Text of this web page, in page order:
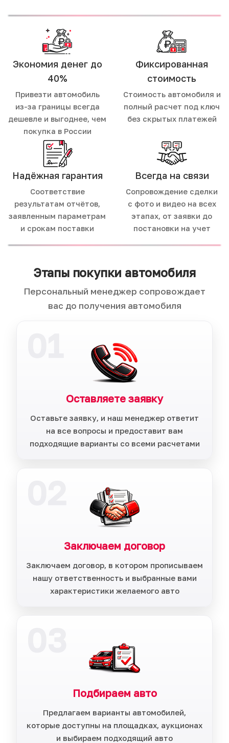
Экономия денег до
40%
Привезти автомобиль
из-за границы всегда
дешевле и выгоднее, чем
покупка в России
Фиксированная
стоимость
Стоимость автомобиля и
полный расчет под ключ
без скрытых платежей
Надёжная гарантия
Соответствие
результатам отчётов,
заявленным параметрам
и срокам поставки
Всегда на связи
Сопровождение сделки
с фото и видео на всех
этапах, от заявки до
постановки на учет
Этапы покупки автомобиля
Персональный менеджер сопровождает
вас до получения автомобиля
Оставляете заявку
Оставьте заявку, и наш менеджер ответит
на все вопросы и предоставит вам
подходящие варианты со всеми расчетами
Заключаем договор
Заключаем договор, в котором прописываем
нашу ответственность и выбранные вами
характеристики желаемого авто
Подбираем авто
Предлагаем варианты автомобилей,
которые доступны на площадках, аукционах
и выбираем подходящий авто